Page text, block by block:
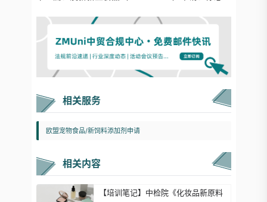
相关服务
欧盟宠物食品/新饲料添加剂申请
相关内容
【培训笔记】中检院《化妆品新原料